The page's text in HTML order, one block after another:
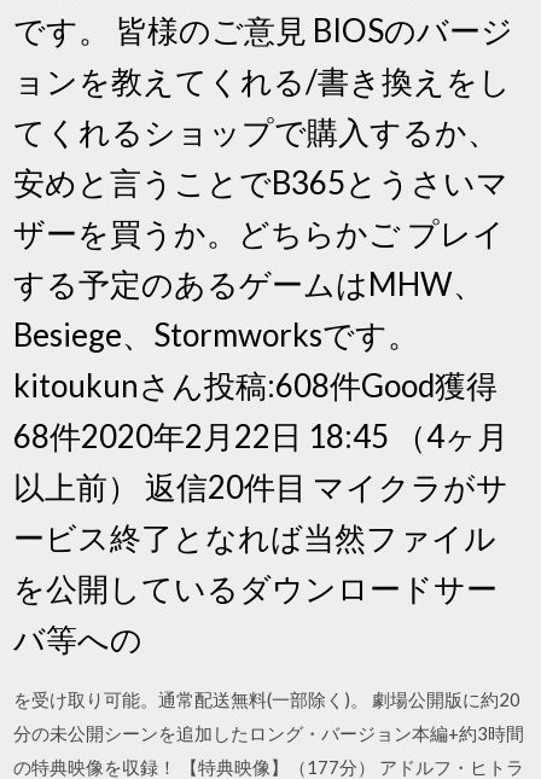
です。 皆様のご意見 BIOSのバージ
ョンを教えてくれる/書き換えをし
てくれるショップで購入するか、
安めと言うことでB365とうさいマ
ザーを買うか。どちらかご プレイ
する予定のあるゲームはMHW、
Besiege、Stormworksです。
kitoukunさん投稿:608件Good獲得
68件2020年2月22日 18:45 （4ヶ月
以上前） 返信20件目 マイクラがサ
ービス終了となれば当然ファイル
を公開しているダウンロードサー
バ等への
を受け取り可能。通常配送無料(一部除く)。 劇場公開版に約20
分の未公開シーンを追加したロング・バージョン本編+約3時間
の特典映像を収録！ 【特典映像】（177分） アドルフ・ヒトラ